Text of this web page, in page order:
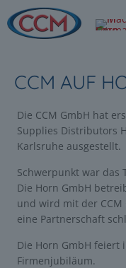
CCM AUF
Die CCM GmbH hat
Supplies Distributors
Karlsruhe ausgestellt.
Schwerpunkt war das
Die Horn GmbH
und wird mit der CCM
eine Partnerschaft
Die Horn GmbH feiert
Firmenjubiläum.